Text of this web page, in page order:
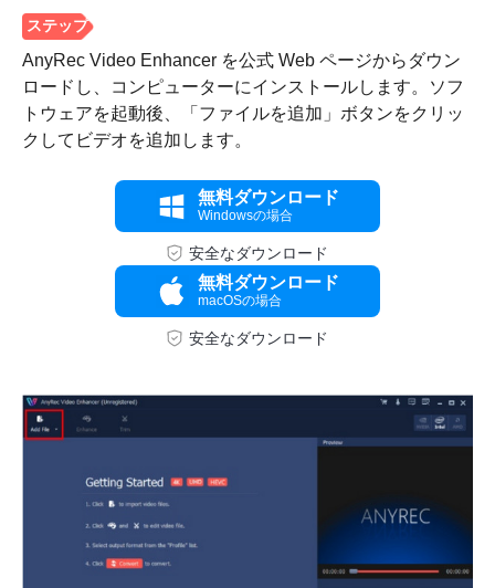
AnyRec Video Enhancer を公式 Web ページからダウン
ロードし、コンピューターにインストールします。ソフ
トウェアを起動後、「ファイルを追加」ボタンをクリッ
クしてビデオを追加します。
無料ダウンロード
Windowsの場合
安全なダウンロード
無料ダウンロード
macOSの場合
安全なダウンロード